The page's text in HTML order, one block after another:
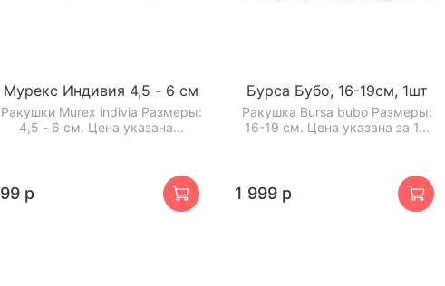
Мурекс Индивия 4,5 - 6 см
Ракушки Murex indivia Размеры:
4,5 - 6 см. Цена указана...
99 р
Бурса Бубо, 16-19см, 1шт
Ракушка Bursa bubo Размеры:
16-19 см. Цена указана за 1...
1 999 р